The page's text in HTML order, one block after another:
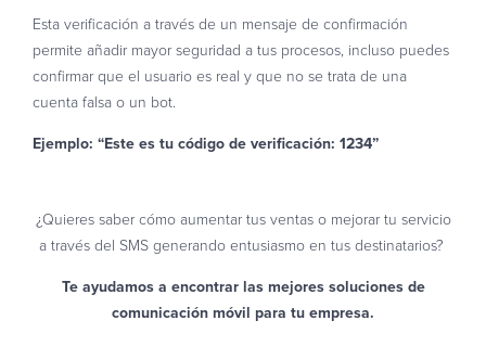
Esta verificación a través de un mensaje de confirmación
permite añadir mayor seguridad a tus procesos, incluso puedes
confirmar que el usuario es real y que no se trata de una
cuenta falsa o un bot.
Ejemplo: “Este es tu código de verificación: 1234”
¿Quieres saber cómo aumentar tus ventas o mejorar tu servicio
a través del SMS generando entusiasmo en tus destinatarios?
Te ayudamos a encontrar las mejores soluciones de
comunicación móvil para tu empresa.